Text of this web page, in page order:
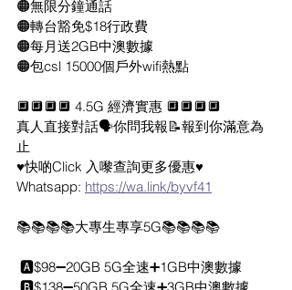
🟠無限分鐘通話
🟠轉台豁免$18行政費
🟠每月送2GB中澳數據
🟠包csl 15000個戶外wifi熱點
🔲🔲🔲🔲 4.5G 經濟實惠 🔲🔲🔲🔲
真人直接對話🗣️你問我報📝報到你滿意為
止
♥️快啲Click 入嚟查詢更多優惠♥️
Whatsapp: https://wa.link/byvf41
📚📚📚📚大專生專享5G📚📚📚📚
🅰️$98➖20GB 5G全速➕1GB中澳數據